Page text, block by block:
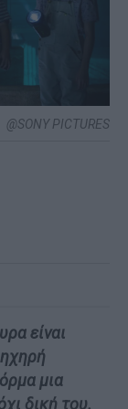
@SONY PICTURES
είναι
μια
δική του.